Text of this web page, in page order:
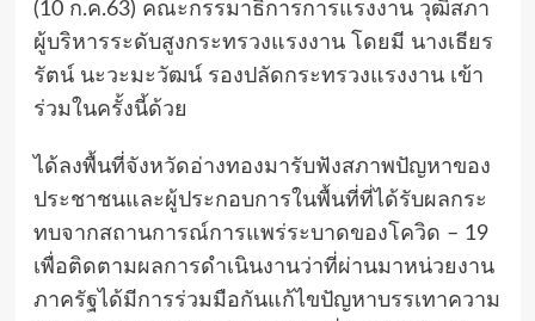
(10 ก.ค.63) คณะกรรมาธิการการแรงงาน วุฒิสภา
ผู้บริหารระดับสูงกระทรวงแรงงาน โดยมี นางเธียร
รัตน์ นะวะมะวัฒน์ รองปลัดกระทรวงแรงงาน เข้า
ร่วมในครั้งนี้ด้วย
ได้ลงพื้นที่จังหวัดอ่างทองมารับฟังสภาพปัญหาของ
ประชาชนและผู้ประกอบการในพื้นที่ที่ได้รับผลกระ
ทบจากสถานการณ์การแพร่ระบาดของโควิด – 19
เพื่อติดตามผลการดำเนินงานว่าที่ผ่านมาหน่วยงาน
ภาครัฐได้มีการร่วมมือกันแก้ไขปัญหาบรรเทาความ